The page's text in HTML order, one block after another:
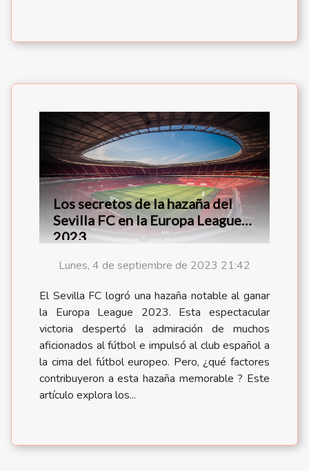
Los secretos de la hazaña del
Sevilla FC en la Europa League
2023
Lunes, 4 de septiembre de 2023 21:42
El Sevilla FC logró una hazaña notable al ganar
la Europa League 2023. Esta espectacular
victoria despertó la admiración de muchos
aficionados al fútbol e impulsó al club español a
la cima del fútbol europeo. Pero, ¿qué factores
contribuyeron a esta hazaña memorable ? Este
artículo explora los...